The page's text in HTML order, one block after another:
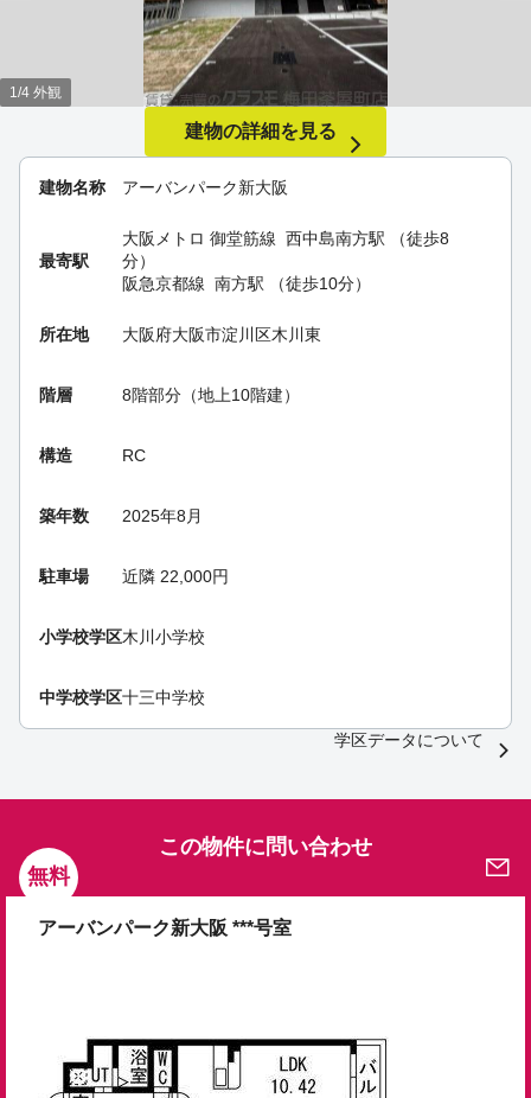
建物名称 アーバンパーク新大阪
最寄駅
大阪メトロ 御堂筋線 西中島南方駅 （徒歩8
分）
阪急京都線 南方駅 （徒歩10分）
所在地 大阪府大阪市淀川区木川東
階層 8階部分（地上10階建）
構造 RC
築年数 2025年8月
駐車場 近隣 22,000円
小学校学区木川小学校
中学校学区十三中学校
1/4 外観
建物の詳細を見る
学区データについて
無料
この物件に問い合わせ
アーバンパーク新大阪 ***号室